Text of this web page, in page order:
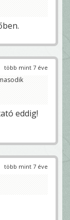
több mint 7 éve
eddig!
több mint 7 éve